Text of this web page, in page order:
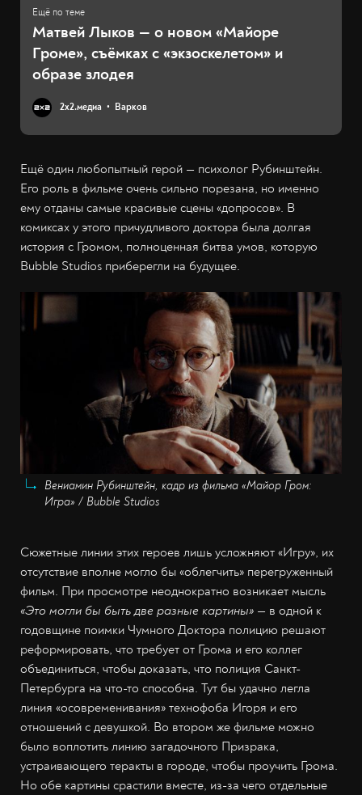
Матвей Лыков — о новом «Майоре
Громе», съёмках с «экзоскелетом» и
образе злодея
2х2.медиа Варков
Ещё один любопытный герой — психолог Рубинштейн.
Его роль в фильме очень сильно порезана, но именно
ему отданы самые красивые сцены «допросов». В
комиксах у этого причудливого доктора была долгая
история с Громом, полноценная битва умов, которую
Bubble Studios приберегли на будущее.
Вениамин Рубинштейн, кадр из фильма «Майор Гром:
Игра» / Bubble Studios
Сюжетные линии этих героев лишь усложняют «Игру», их
отсутствие вполне могло бы «облегчить» перегруженный
фильм. При просмотре неоднократно возникает мысль
«Это могли бы быть две разные картины» — в одной к
годовщине поимки Чумного Доктора полицию решают
реформировать, что требует от Грома и его коллег
объединиться, чтобы доказать, что полиция Санкт-
Петербурга на что-то способна. Тут бы удачно легла
линия «осовременивания» технофоба Игоря и его
отношений с девушкой. Во втором же фильме можно
было воплотить линию загадочного Призрака,
устраивающего теракты в городе, чтобы проучить Грома.
Но обе картины срастили вместе, из-за чего отдельные